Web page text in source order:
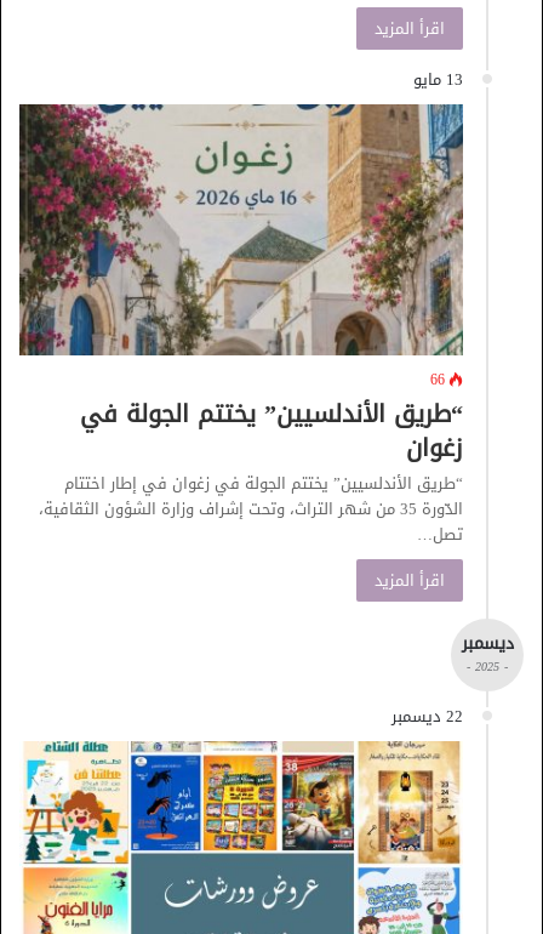
اقرأ المزيد
13 مايو
66
“طريق الأندلسيين” يختتم الجولة في
زغوان
“طريق الأندلسيين” يختتم الجولة في زغوان في إطار اختتام
الدّورة 35 من شهر التراث، وتحت إشراف وزارة الشؤون الثقافية،
تصل…
اقرأ المزيد
ديسمبر
- 2025 -
22 ديسمبر